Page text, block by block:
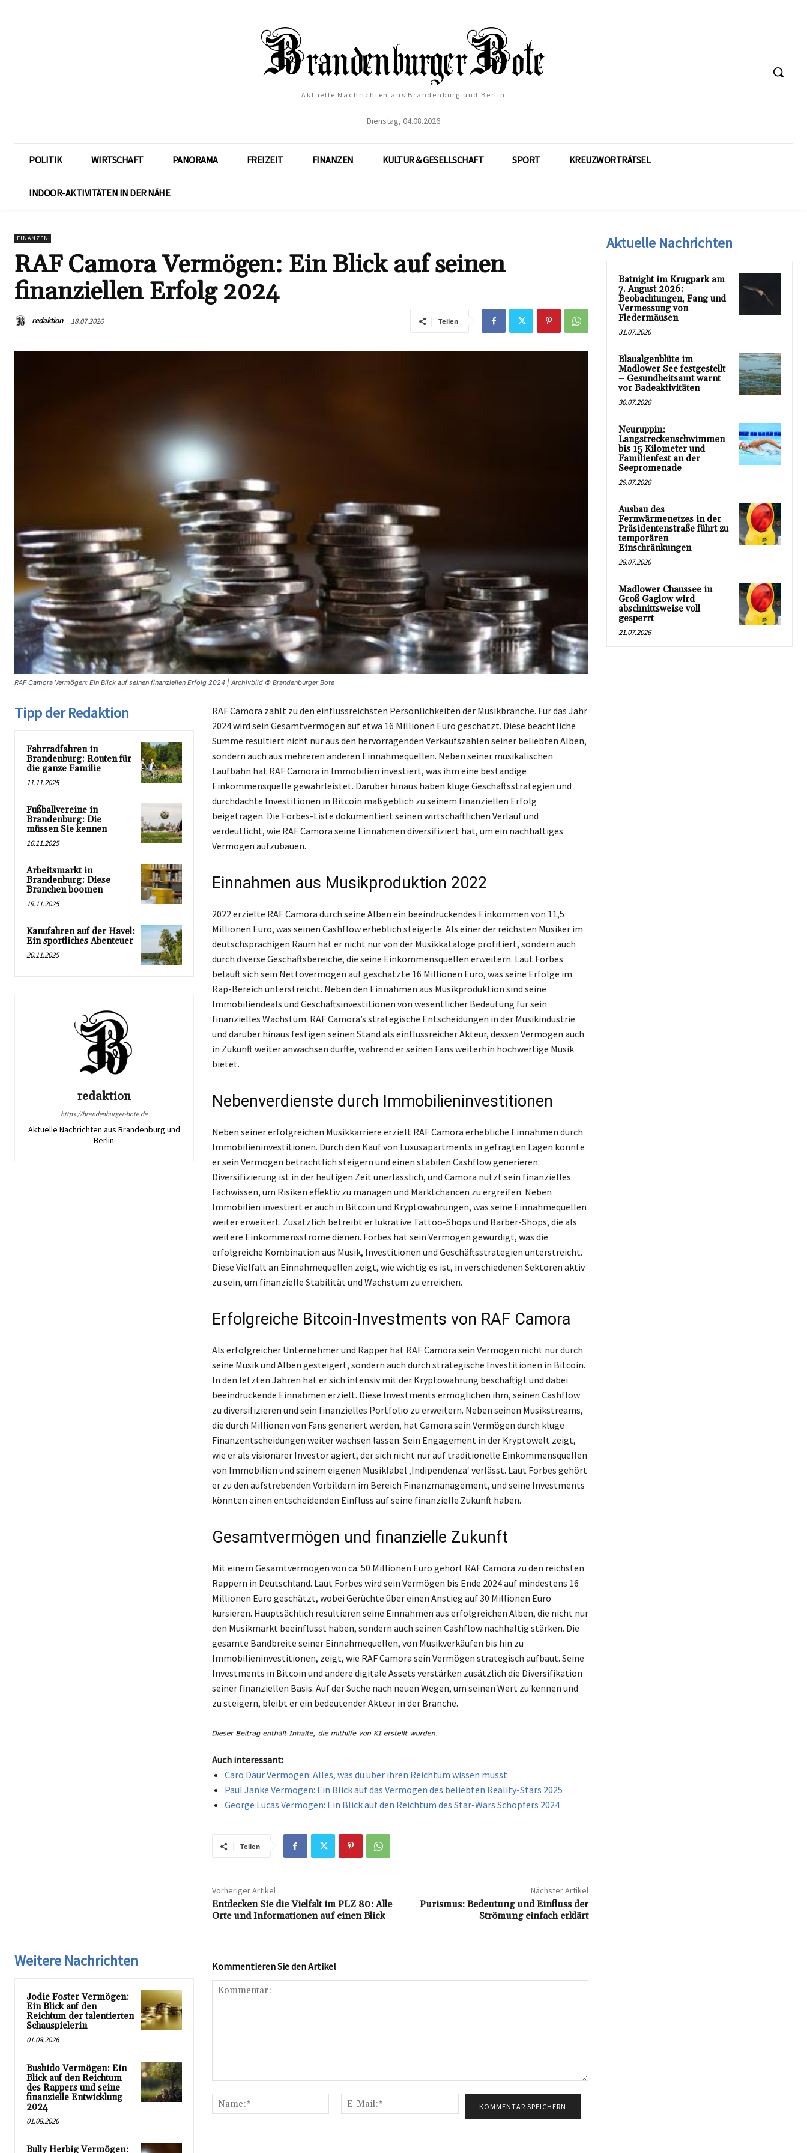
Aktuelle Nachrichten aus Brandenburg und Berlin
Dienstag, 04.08.2026
POLITIK WIRTSCHAFT PANORAMA FREIZEIT FINANZEN KULTUR & GESELLSCHAFT SPORT KREUZWORTRÄTSEL
INDOOR-AKTIVITÄTEN IN DER NÄHE
FINANZEN
RAF Camora Vermögen: Ein Blick auf seinen
finanziellen Erfolg 2024
redaktion 18.07.2026 Teilen
RAF Camora Vermögen: Ein Blick auf seinen finanziellen Erfolg 2024 | Archivbild © Brandenburger Bote
Tipp der Redaktion
Fahrradfahren in
Brandenburg: Routen für
die ganze Familie
11.11.2025
Fußballvereine in
Brandenburg: Die
müssen Sie kennen
16.11.2025
Arbeitsmarkt in
Brandenburg: Diese
Branchen boomen
19.11.2025
Kanufahren auf der Havel:
Ein sportliches Abenteuer
20.11.2025
redaktion
https://brandenburger-bote.de
Aktuelle Nachrichten aus Brandenburg und
Berlin
RAF Camora zählt zu den einflussreichsten Persönlichkeiten der Musikbranche. Für das Jahr
2024 wird sein Gesamtvermögen auf etwa 16 Millionen Euro geschätzt. Diese beachtliche
Summe resultiert nicht nur aus den hervorragenden Verkaufszahlen seiner beliebten Alben,
sondern auch aus mehreren anderen Einnahmequellen. Neben seiner musikalischen
Laufbahn hat RAF Camora in Immobilien investiert, was ihm eine beständige
Einkommensquelle gewährleistet. Darüber hinaus haben kluge Geschäftsstrategien und
durchdachte Investitionen in Bitcoin maßgeblich zu seinem finanziellen Erfolg
beigetragen. Die Forbes-Liste dokumentiert seinen wirtschaftlichen Verlauf und
verdeutlicht, wie RAF Camora seine Einnahmen diversifiziert hat, um ein nachhaltiges
Vermögen aufzubauen.
Einnahmen aus Musikproduktion 2022
2022 erzielte RAF Camora durch seine Alben ein beeindruckendes Einkommen von 11,5
Millionen Euro, was seinen Cashflow erheblich steigerte. Als einer der reichsten Musiker im
deutschsprachigen Raum hat er nicht nur von der Musikkataloge profitiert, sondern auch
durch diverse Geschäftsbereiche, die seine Einkommensquellen erweitern. Laut Forbes
beläuft sich sein Nettovermögen auf geschätzte 16 Millionen Euro, was seine Erfolge im
Rap-Bereich unterstreicht. Neben den Einnahmen aus Musikproduktion sind seine
Immobiliendeals und Geschäftsinvestitionen von wesentlicher Bedeutung für sein
finanzielles Wachstum. RAF Camora’s strategische Entscheidungen in der Musikindustrie
und darüber hinaus festigen seinen Stand als einflussreicher Akteur, dessen Vermögen auch
in Zukunft weiter anwachsen dürfte, während er seinen Fans weiterhin hochwertige Musik
bietet.
Nebenverdienste durch Immobilieninvestitionen
Neben seiner erfolgreichen Musikkarriere erzielt RAF Camora erhebliche Einnahmen durch
Immobilieninvestitionen. Durch den Kauf von Luxusapartments in gefragten Lagen konnte
er sein Vermögen beträchtlich steigern und einen stabilen Cashflow generieren.
Diversifizierung ist in der heutigen Zeit unerlässlich, und Camora nutzt sein finanzielles
Fachwissen, um Risiken effektiv zu managen und Marktchancen zu ergreifen. Neben
Immobilien investiert er auch in Bitcoin und Kryptowährungen, was seine Einnahmequellen
weiter erweitert. Zusätzlich betreibt er lukrative Tattoo-Shops und Barber-Shops, die als
weitere Einkommensströme dienen. Forbes hat sein Vermögen gewürdigt, was die
erfolgreiche Kombination aus Musik, Investitionen und Geschäftsstrategien unterstreicht.
Diese Vielfalt an Einnahmequellen zeigt, wie wichtig es ist, in verschiedenen Sektoren aktiv
zu sein, um finanzielle Stabilität und Wachstum zu erreichen.
Erfolgreiche Bitcoin-Investments von RAF Camora
Als erfolgreicher Unternehmer und Rapper hat RAF Camora sein Vermögen nicht nur durch
seine Musik und Alben gesteigert, sondern auch durch strategische Investitionen in Bitcoin.
In den letzten Jahren hat er sich intensiv mit der Kryptowährung beschäftigt und dabei
beeindruckende Einnahmen erzielt. Diese Investments ermöglichen ihm, seinen Cashflow
zu diversifizieren und sein finanzielles Portfolio zu erweitern. Neben seinen Musikstreams,
die durch Millionen von Fans generiert werden, hat Camora sein Vermögen durch kluge
Finanzentscheidungen weiter wachsen lassen. Sein Engagement in der Kryptowelt zeigt,
wie er als visionärer Investor agiert, der sich nicht nur auf traditionelle Einkommensquellen
von Immobilien und seinem eigenen Musiklabel ‚Indipendenza‘ verlässt. Laut Forbes gehört
er zu den aufstrebenden Vorbildern im Bereich Finanzmanagement, und seine Investments
könnten einen entscheidenden Einfluss auf seine finanzielle Zukunft haben.
Gesamtvermögen und finanzielle Zukunft
Mit einem Gesamtvermögen von ca. 50 Millionen Euro gehört RAF Camora zu den reichsten
Rappern in Deutschland. Laut Forbes wird sein Vermögen bis Ende 2024 auf mindestens 16
Millionen Euro geschätzt, wobei Gerüchte über einen Anstieg auf 30 Millionen Euro
kursieren. Hauptsächlich resultieren seine Einnahmen aus erfolgreichen Alben, die nicht nur
den Musikmarkt beeinflusst haben, sondern auch seinen Cashflow nachhaltig stärken. Die
gesamte Bandbreite seiner Einnahmequellen, von Musikverkäufen bis hin zu
Immobilieninvestitionen, zeigt, wie RAF Camora sein Vermögen strategisch aufbaut. Seine
Investments in Bitcoin und andere digitale Assets verstärken zusätzlich die Diversifikation
seiner finanziellen Basis. Auf der Suche nach neuen Wegen, um seinen Wert zu kennen und
zu steigern, bleibt er ein bedeutender Akteur in der Branche.
Auch interessant:
Caro Daur Vermögen: Alles, was du über ihren Reichtum wissen musst
Paul Janke Vermögen: Ein Blick auf das Vermögen des beliebten Reality-Stars 2025
George Lucas Vermögen: Ein Blick auf den Reichtum des Star-Wars Schöpfers 2024
Teilen
Vorheriger Artikel
Entdecken Sie die Vielfalt im PLZ 80: Alle
Orte und Informationen auf einen Blick
Nächster Artikel
Purismus: Bedeutung und Einfluss der
Strömung einfach erklärt
Weitere Nachrichten
Jodie Foster Vermögen:
Ein Blick auf den
Reichtum der talentierten
Schauspielerin
01.08.2026
Bushido Vermögen: Ein
Blick auf den Reichtum
des Rappers und seine
finanzielle Entwicklung
2024
01.08.2026
Bully Herbig Vermögen:
Kommentieren Sie den Artikel
Name:*
Mail:*
Aktuelle Nachrichten
Batnight im Krugpark am
7. August 2026:
Beobachtungen, Fang und
Vermessung von
Fledermäusen
31.07.2026
Blaualgenblüte im
Madlower See festgestellt
– Gesundheitsamt warnt
vor Badeaktivitäten
30.07.2026
Neuruppin:
Langstreckenschwimmen
bis 15 Kilometer und
Familienfest an der
Seepromenade
29.07.2026
Ausbau des
Fernwärmenetzes in der
Präsidentenstraße führt zu
temporären
Einschränkungen
28.07.2026
Madlower Chaussee in
Groß Gaglow wird
abschnittsweise voll
gesperrt
21.07.2026